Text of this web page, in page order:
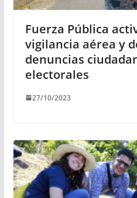
Fuerza Pública
vigilancia aérea y
denuncias
electorales
27/10/2023